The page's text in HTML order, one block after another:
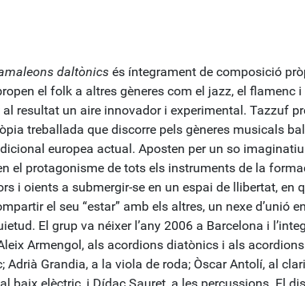
daltònics és íntegrament de composició
el folk a altres gèneres com el jazz, el flamenc i
resultat un aire innovador i experimental. Tazzuf
treballada que discorre pels gèneres musicals
europea actual. Aposten per un so
el protagonisme de tots els instruments de la
i oients a submergir-se en un espai de llibertat, en
el seu “estar” amb els altres, un nexe d’unió
El grup va néixer l’any 2006 a Barcelona i
Armengol, als acordions diatònics i als
Adrià Grandia, a la viola de roda; Òscar Antolí, al